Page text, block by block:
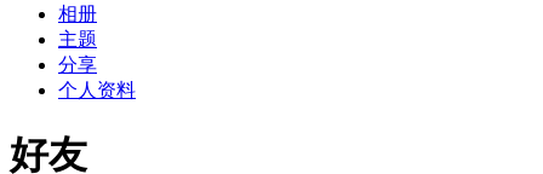
相册
主题
分享
个人资料
好友